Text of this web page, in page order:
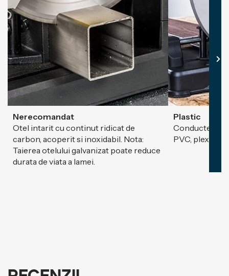
Nerecomandat
Otel intarit cu continut ridicat de
carbon, acoperit si inoxidabil. Nota:
Taierea otelului galvanizat poate reduce
durata de viata a lamei.
Plastic
Conducte
PVC,